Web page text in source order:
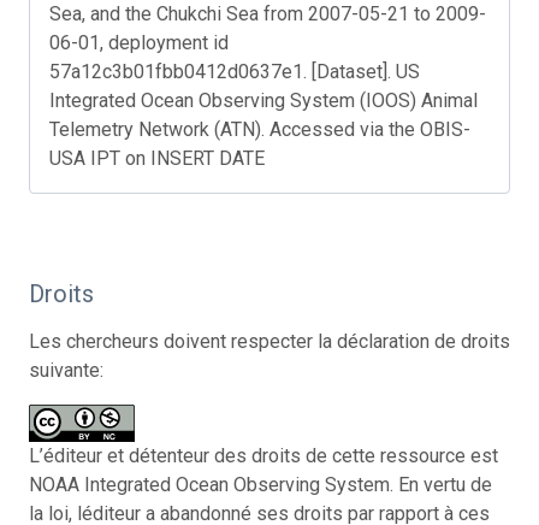
Sea, and the Chukchi Sea from 2007-05-21 to 2009-
06-01, deployment id
57a12c3b01fbb0412d0637e1. [Dataset]. US
Integrated Ocean Observing System (IOOS) Animal
Telemetry Network (ATN). Accessed via the OBIS-
USA IPT on INSERT DATE
Droits
Les chercheurs doivent respecter la déclaration de droits
suivante:
L’éditeur et détenteur des droits de cette ressource est
NOAA Integrated Ocean Observing System. En vertu de
la loi, léditeur a abandonné ses droits par rapport à ces